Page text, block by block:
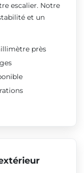
escalier. Notre
et un
près